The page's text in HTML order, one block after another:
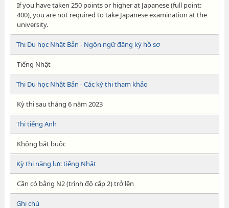
If you have taken 250 points or higher at Japanese (full point:
400), you are not required to take Japanese examination at the
university.
Thi Du học Nhật Bản - Ngôn ngữ đăng ký hồ sơ
Tiếng Nhật
Thi Du học Nhật Bản - Các kỳ thi tham khảo
Kỳ thi sau tháng 6 năm 2023
Thi tiếng Anh
Không bắt buộc
Kỳ thi năng lực tiếng Nhật
Cần có bằng N2 (trình độ cấp 2) trở lên
Ghi chú